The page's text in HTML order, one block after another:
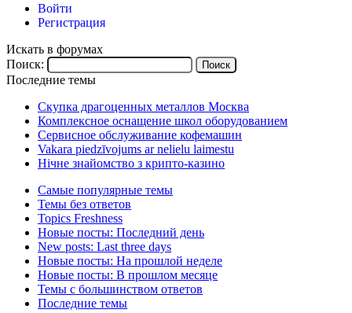
Войти
Регистрация
Искать в форумах
Поиск:
Последние темы
Скупка драгоценных металлов Москва
Комплексное оснащение школ оборудованием
Сервисное обслуживание кофемашин
Vakara piedzīvojums ar nelielu laimestu
Нічне знайомство з крипто-казино
Самые популярные темы
Темы без ответов
Topics Freshness
Новые посты: Последний день
New posts: Last three days
Новые посты: На прошлой неделе
Новые посты: В прошлом месяце
Темы с большинством ответов
Последние темы